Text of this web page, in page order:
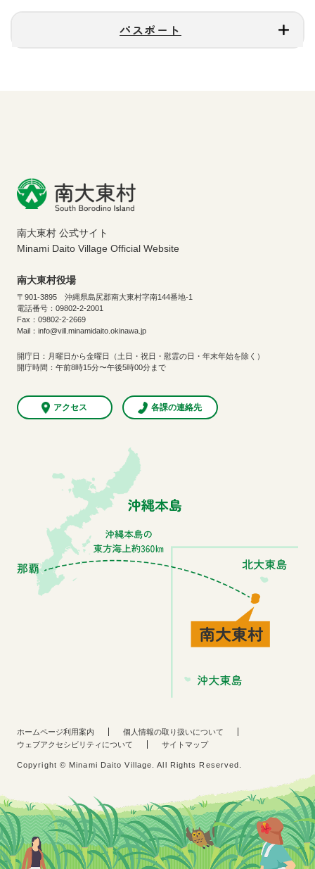
パスポート
南大東村 公式サイト
Minami Daito Village Official Website
南大東村役場
〒901-3895 沖縄県島尻郡南大東村字南144番地-1
電話番号：09802-2-2001
Fax：09802-2-2669
Mail：info@vill.minamidaito.okinawa.jp
開庁日：月曜日から金曜日（土日・祝日・慰霊の日・年末年始を除く）
開庁時間：午前8時15分〜午後5時00分まで
アクセス 各課の連絡先
ホームページ利用案内
個人情報の取り扱いについて
ウェブアクセシビリティについて
サイトマップ
Copyright © Minami Daito Village. All Rights Reserved.